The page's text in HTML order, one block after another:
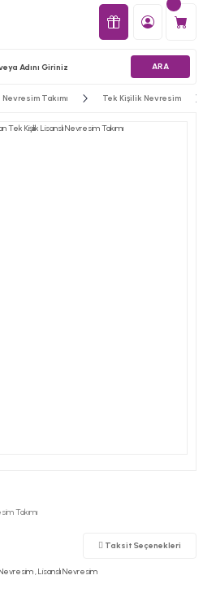
ARA
Nevresim Takımı Tek Kişilik Nevresim
Takımı
Taksit Seçenekleri
,Lisanslı Nevresim